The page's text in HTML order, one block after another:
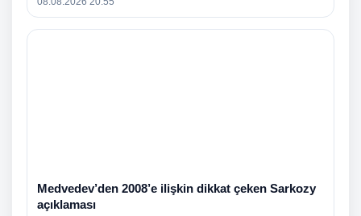
Medvedev’den 2008’e ilişkin dikkat çeken Sarkozy
açıklaması